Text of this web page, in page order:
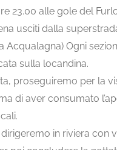
23.00 alle gole del
usciti dalla
Acqualagna) Ogni
sulla locandina.
proseguiremo per la
di aver consumato
in riviera con